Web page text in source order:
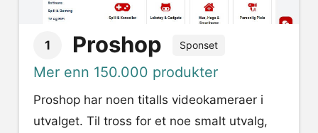
1 Proshop Sponset
Mer enn 150.000 produkter
Proshop har noen titalls videokameraer i
utvalget. Til tross for et noe smalt utvalg,